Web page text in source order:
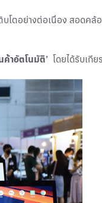
โตอย่างต่อเนื่อง สอดคล้
ค้าอัตโนมัติ’ โดยได้รับเกีย